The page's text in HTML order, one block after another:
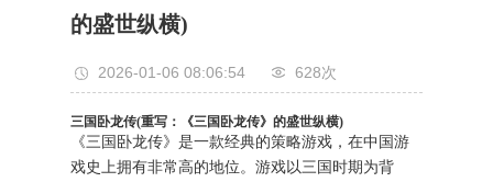
的盛世纵横)
2026-01-06 08:06:54 628次
三国卧龙传(重写：《三国卧龙传》的盛世纵横)
《三国卧龙传》是一款经典的策略游戏，在中国游
戏史上拥有非常高的地位。游戏以三国时期为背